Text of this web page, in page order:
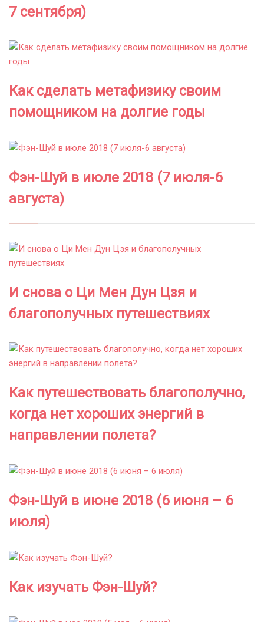
7 сентября)
Как сделать метафизику своим
помощником на долгие годы
Фэн-Шуй в июле 2018 (7 июля-6
августа)
И снова о Ци Мен Дун Цзя и
благополучных путешествиях
Как путешествовать благополучно,
когда нет хороших энергий в
направлении полета?
Фэн-Шуй в июне 2018 (6 июня – 6
июля)
Как изучать Фэн-Шуй?